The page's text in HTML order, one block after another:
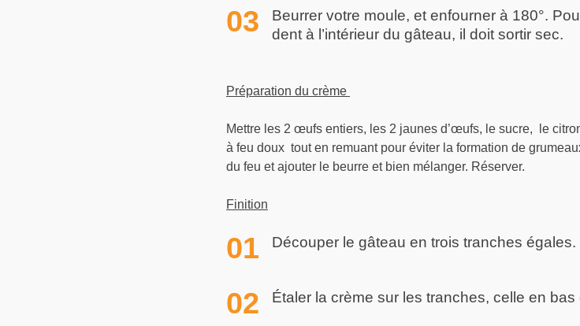
Beurrer votre moule, et enfourner à 180°.
dent à l’intérieur du gâteau, il doit sortir sec.
Préparation du crème
Mettre les 2 œufs entiers, les 2 jaunes d’œufs, le sucre, le
à feu doux tout en remuant pour éviter la formation de
du feu et ajouter le beurre et bien mélanger. Réserver.
Finition
Découper le gâteau en trois tranches égales.
Étaler la crème sur les tranches, celle en bas